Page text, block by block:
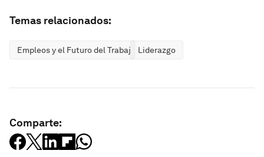
Temas relacionados:
Empleos y el Futuro del Trabajo Liderazgo
Comparte: